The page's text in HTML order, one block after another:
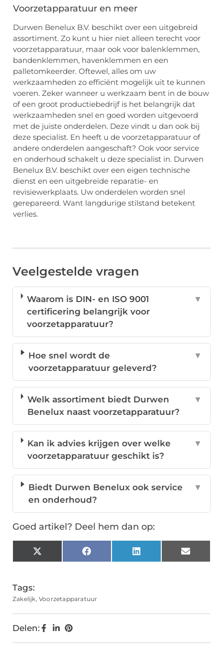
Voorzetapparatuur en meer
Durwen Benelux B.V. beschikt over een uitgebreid
assortiment. Zo kunt u hier niet alleen terecht voor
voorzetapparatuur, maar ook voor balenklemmen,
bandenklemmen, havenklemmen en een
palletomkeerder. Oftewel, alles om uw
werkzaamheden zo efficiënt mogelijk uit te kunnen
voeren. Zeker wanneer u werkzaam bent in de bouw
of een groot productiebedrijf is het belangrijk dat
werkzaamheden snel en goed worden uitgevoerd
met de juiste onderdelen. Deze vindt u dan ook bij
deze specialist. En heeft u de voorzetapparatuur of
andere onderdelen aangeschaft? Ook voor service
en onderhoud schakelt u deze specialist in. Durwen
Benelux B.V. beschikt over een eigen technische
dienst en een uitgebreide reparatie- en
revisiewerkplaats. Uw onderdelen worden snel
gerepareerd. Want langdurige stilstand betekent
verlies.
Veelgestelde vragen
Waarom is DIN- en ISO 9001
certificering belangrijk voor
voorzetapparatuur?
▼
Hoe snel wordt de
voorzetapparatuur geleverd?
▼
Welk assortiment biedt Durwen
Benelux naast voorzetapparatuur?
▼
Kan ik advies krijgen over welke
voorzetapparatuur geschikt is?
▼
Biedt Durwen Benelux ook service
en onderhoud?
▼
Goed artikel? Deel hem dan op:
X
(Twitter)
Facebook LinkedIn Email
Tags:
Zakelijk,Voorzetapparatuur
Delen: